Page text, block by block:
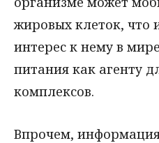
жировых клеток, что
интерес к нему в
питания как агенту
комплексов.
Впрочем,